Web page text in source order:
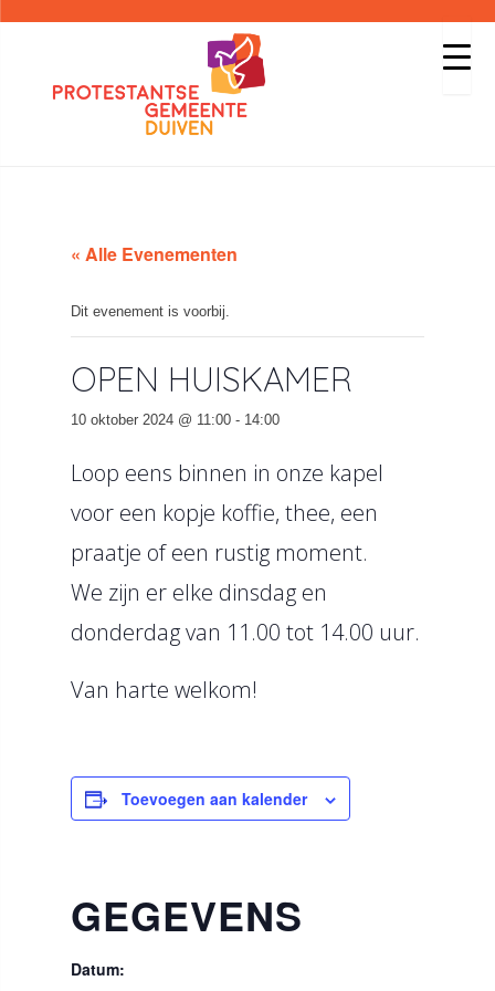
« Alle Evenementen
Dit evenement is voorbij.
OPEN HUISKAMER
10 oktober 2024 @ 11:00 - 14:00
Loop eens binnen in onze kapel
voor een kopje koffie, thee, een
praatje of een rustig moment.
We zijn er elke dinsdag en
donderdag van 11.00 tot 14.00 uur.
Van harte welkom!
Toevoegen aan kalender
GEGEVENS
Datum: